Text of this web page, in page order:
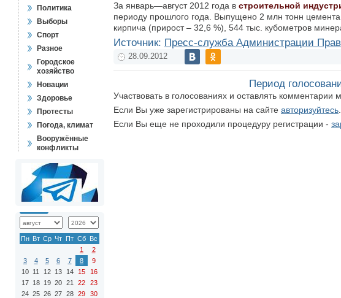
Политика
Выборы
Спорт
Разное
Городское
хозяйство
Новации
Здоровье
Протесты
Погода, климат
Вооружённые
конфликты
Пн Вт Ср Чт Пт Сб Вс
1
2
3
4 5 6 7 8
9
10 11 12 13 14 15
16
17 18 19 20 21 22
23
24 25 26 27 28 29
30
За январь—август 2012 года в строительной
периоду прошлого года. Выпущено 2 млн тонн
кирпича (прирост – 32,6 %), 544 тыс. кубометров
Источник: Пресс-служба Администрации
28.09.2012
Период
Участвовать в голосованиях и оставлять комментарии
Если Вы уже зарегистрированы на сайте авторизуйтесь
Если Вы еще не проходили процедуру регистрации -